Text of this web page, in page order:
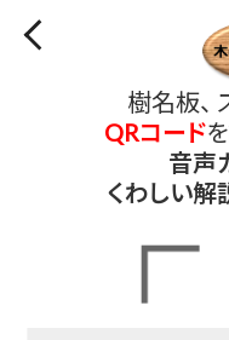
樹名板、
QRコード
音声
くわしい解